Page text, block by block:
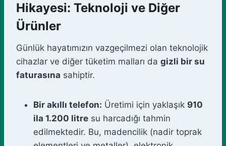
Hikayesi: Teknoloji ve Diğer
Ürünler
Günlük hayatımızın vazgeçilmezi olan teknolojik
cihazlar ve diğer tüketim malları da gizli bir su
faturasına sahiptir.
Bir akıllı telefon: Üretimi için yaklaşık 910
ila 1.200 litre su harcadığı tahmin
edilmektedir. Bu, madencilik (nadir toprak